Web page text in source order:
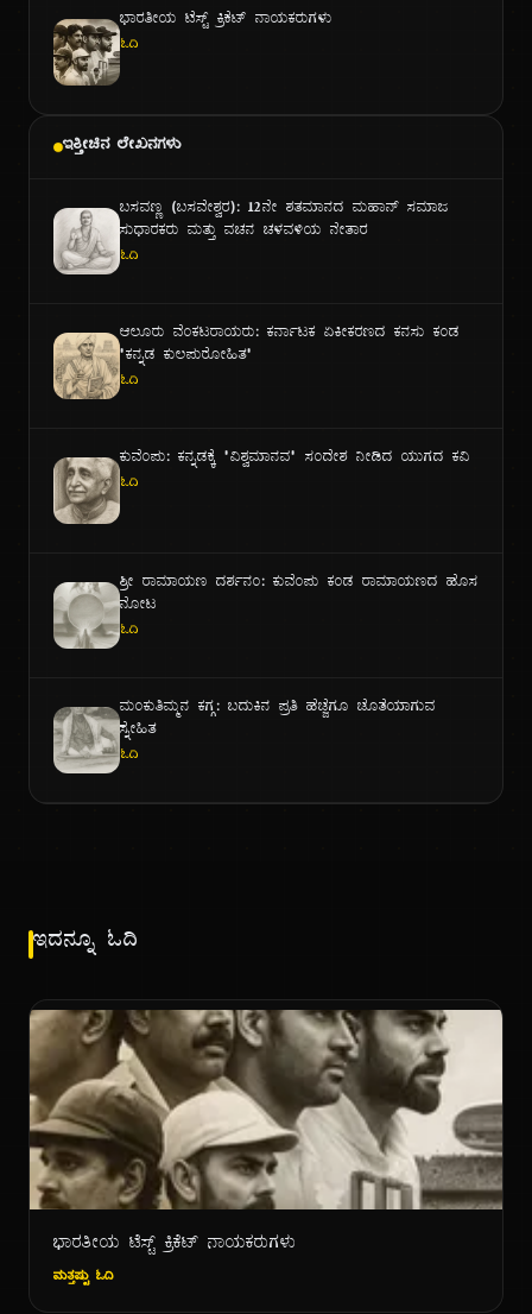
ಭಾರತೀಯ ಟೆಸ್ಟ್ ಕ್ರಿಕೆಟ್ ನಾಯಕರುಗಳು
ಓದಿ
ಇತ್ತೀಚಿನ ಲೇಖನಗಳು
ಬಸವಣ್ಣ (ಬಸವೇಶ್ವರ): ೧೨ನೇ ಶತಮಾನದ ಮಹಾನ್ ಸಮಾಜ
ಸುಧಾರಕರು ಮತ್ತು ವಚನ ಚಳವಳಿಯ ನೇತಾರ
ಓದಿ
ಆಲೂರು ವೆಂಕಟರಾಯರು: ಕರ್ನಾಟಕ ಏಕೀಕರಣದ ಕನಸು ಕಂಡ
"ಕನ್ನಡ ಕುಲಪುರೋಹಿತ"
ಓದಿ
ಕುವೆಂಪು: ಕನ್ನಡಕ್ಕೆ "ವಿಶ್ವಮಾನವ" ಸಂದೇಶ ನೀಡಿದ ಯುಗದ ಕವಿ
ಓದಿ
ಶ್ರೀ ರಾಮಾಯಣ ದರ್ಶನಂ: ಕುವೆಂಪು ಕಂಡ ರಾಮಾಯಣದ ಹೊಸ
ನೋಟ
ಓದಿ
ಮಂಕುತಿಮ್ಮನ ಕಗ್ಗ: ಬದುಕಿನ ಪ್ರತಿ ಹೆಜ್ಜೆಗೂ ಜೊತೆಯಾಗುವ
ಸ್ನೇಹಿತ
ಓದಿ
ಇದನ್ನೂ ಓದಿ
ಭಾರತೀಯ ಟೆಸ್ಟ್ ಕ್ರಿಕೆಟ್ ನಾಯಕರುಗಳು
ಮತ್ತಷ್ಟು ಓದಿ